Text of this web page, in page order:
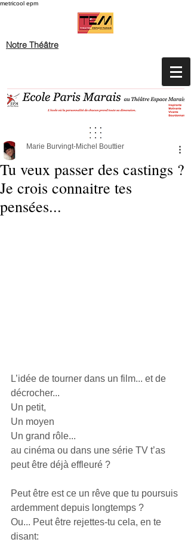
metricool epm
Notre Théâtre
Tu veux passer des castings ?
Je crois connaitre tes
pensées...
Marie Burvingt-Michel Bouttier
L’idée de tourner dans un film... et de
décrocher...
Un petit,
Un moyen
Un grand rôle...
au cinéma ou dans une série TV t’as
peut être déjà effleuré ?
Peut être est ce un rêve que tu poursuis
ardemment depuis longtemps ?
Ou... Peut être rejettes-tu cela, en te
disant: